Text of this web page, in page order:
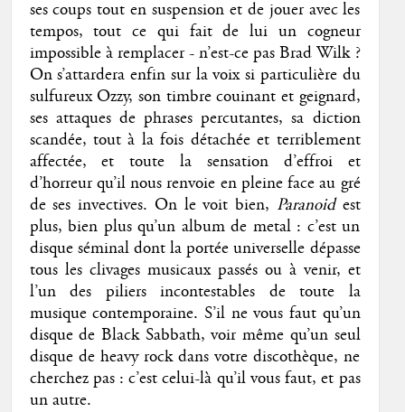
ses coups tout en suspension et de jouer avec les
tempos, tout ce qui fait de lui un cogneur
impossible à remplacer - n’est-ce pas Brad Wilk ?
On s’attardera enfin sur la voix si particulière du
sulfureux Ozzy, son timbre couinant et geignard,
ses attaques de phrases percutantes, sa diction
scandée, tout à la fois détachée et terriblement
affectée, et toute la sensation d’effroi et
d’horreur qu’il nous renvoie en pleine face au gré
de ses invectives. On le voit bien, Paranoidest
plus, bien plus qu’un album de metal : c’est un
disque séminal dont la portée universelle dépasse
tous les clivages musicaux passés ou à venir, et
l’un des piliers incontestables de toute la
musique contemporaine. S’il ne vous faut qu’un
disque de Black Sabbath, voir même qu’un seul
disque de heavy rock dans votre discothèque, ne
cherchez pas : c’est celui-là qu’il vous faut, et pas
un autre.